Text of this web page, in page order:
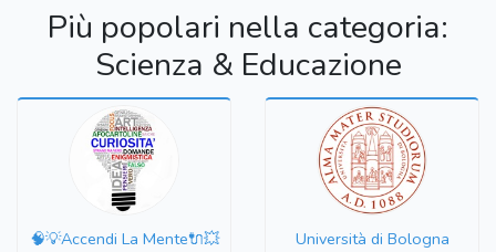
Più popolari nella categoria:
Scienza & Educazione
🧠💡Accendi La Mente🔌💥
Università di Bologna